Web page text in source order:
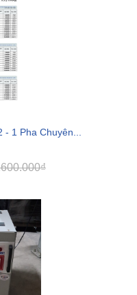
1 Pha Chuyên...